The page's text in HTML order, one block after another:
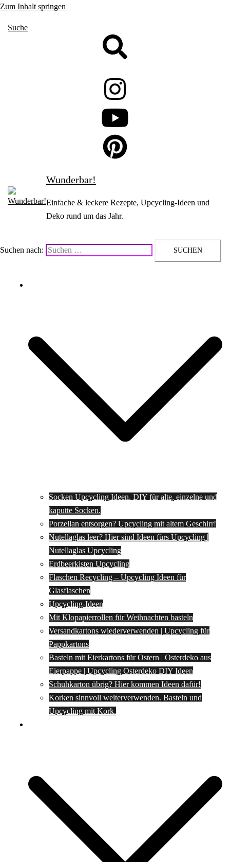
Zum Inhalt springen
Suche
Wunderbar!
Einfache & leckere Rezepte, Upcycling-Ideen und
Deko rund um das Jahr.
Suchen nach:
Socken Upcycling Ideen. DIY für alte, einzelne und
kaputte Socken.
Porzellan entsorgen? Upcycling mit altem Geschirr!
Nutellaglas leer? Hier sind Ideen fürs Upcycling |
Nutellaglas Upcycling
Erdbeerkisten Upcycling
Flaschen Recycling – Upcycling Ideen für
Glasflaschen
Upcycling-Ideen
Mit Klopapierrollen für Weihnachten basteln
Versandkartons wiederverwenden | Upcycling für
Pappkartons
Basteln mit Eierkartons für Ostern | Osterdeko aus
Eierpappe | Upcycling Osterdeko DIY Ideen
Schuhkarton übrig? Hier kommen Ideen dafür!
Korken sinnvoll weiterverwenden. Basteln und
Upcycling mit Kork.